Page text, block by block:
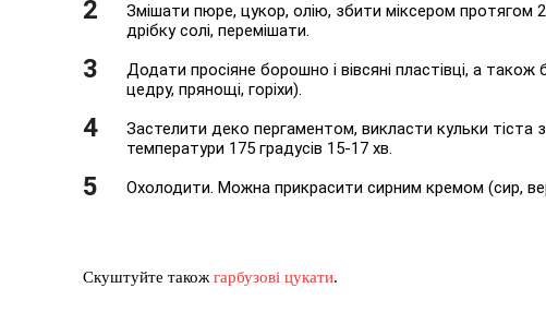
Змішати пюре, цукор, олію, збити міксером протягом
дрібку солі, перемішати.
Додати просіяне борошно і вівсяні пластівці, а
цедру, прянощі, горіхи).
Застелити деко пергаментом, викласти кульки тіста
температури 175 градусів 15-17 хв.
Охолодити. Можна прикрасити сирним кремом (сир,
Скуштуйте такожгарбузові цукати.